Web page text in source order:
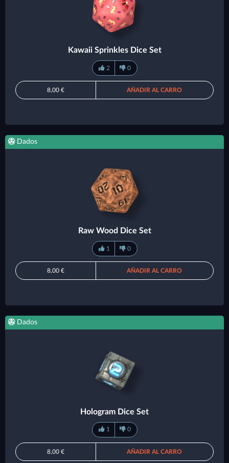
Kawaii Sprinkles Dice Set
2 0
8,00 € AÑADIR AL CARRO
Dados
Raw Wood Dice Set
1 0
8,00 € AÑADIR AL CARRO
Dados
Hologram Dice Set
1 0
8,00 € AÑADIR AL CARRO